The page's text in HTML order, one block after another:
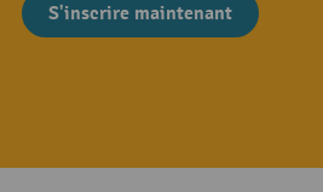
S'inscrire maintenant